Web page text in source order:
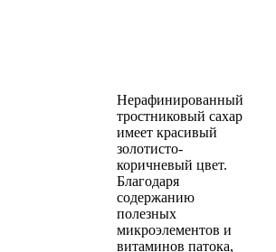
Нерафинированный
тростниковый сахар
имеет красивый
золотисто-
коричневый цвет.
Благодаря
содержанию
полезных
микроэлементов и
витаминов патока,